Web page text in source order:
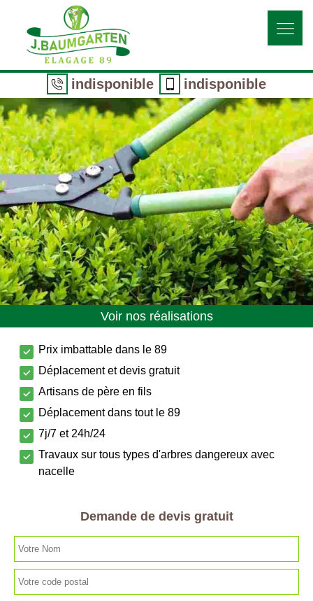
indisponible indisponible
Voir nos réalisations
Prix imbattable dans le 89
Déplacement et devis gratuit
Artisans de père en fils
Déplacement dans tout le 89
7j/7 et 24h/24
Travaux sur tous types d'arbres dangereux avec
nacelle
Demande de devis gratuit